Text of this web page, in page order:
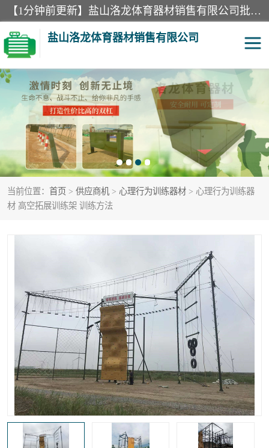
【1分钟前更新】盐山洛龙体育器材销售有限公司批量供应：300米障碍器材、400米障碍器材、部队训练器材、双杠、体操垫、舞蹈把杆等产品。盐山洛龙体育器材销售有限公司经过多年的发展，集研发，生产，销售，售后服务为一体. 奉行“质量，信誉，服务”的宗旨，以开拓创新的精神和真诚守信的态度积极进取。
盐山洛龙体育器材销售有限公司
当前位置： 首页 > 供应商机 > 心理行为训练器材 > 心理行为训练器
材 高空拓展训练架 训练方法
单双杠 舞蹈把杆
400米障碍器材 体操垫
300米障碍器材 攀爬架
塑胶跑道 400米障碍器材1